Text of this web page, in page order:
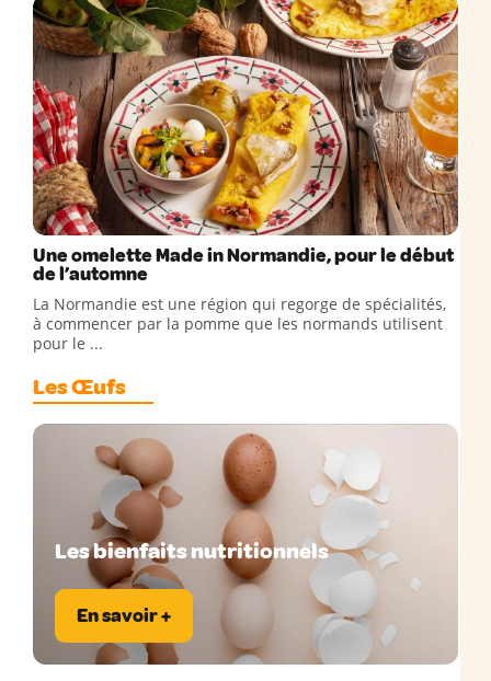
Une omelette Made in Normandie, pour le début
de l’automne
La Normandie est une région qui regorge de spécialités,
à commencer par la pomme que les normands utilisent
pour le ...
Les Œufs
Les bienfaits nutritionnels
En savoir +